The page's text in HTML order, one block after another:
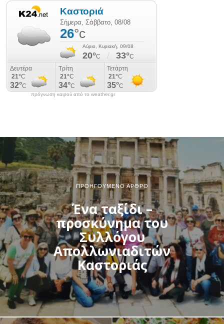
πρόγνωση καιρού από το weather.gr
ΠΡΟΗΓΟΎΜΕΝΟ ΆΡΘΡΟ
Ένα ταξίδι –
προσκύνημα του
Συλλόγου
Απολλωνιαδιτών
Καστοριάς